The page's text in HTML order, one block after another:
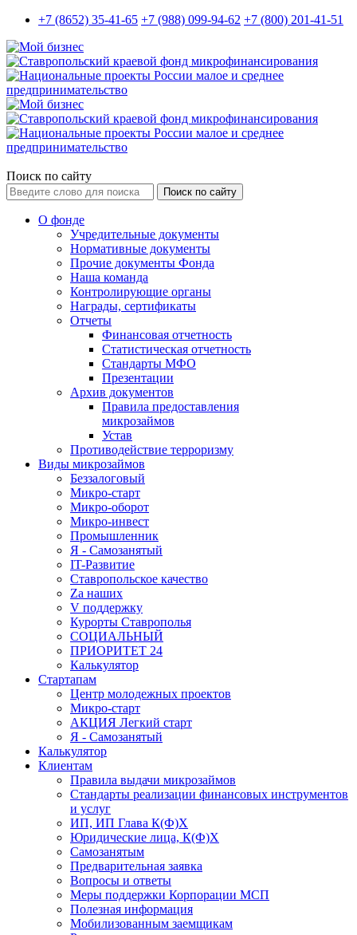
+7 (8652) 35-41-65 +7 (988) 099-94-62 +7 (800) 201-41-51
Поиск по сайту
Поиск по сайту
О фонде
Учредительные документы
Нормативные документы
Прочие документы Фонда
Наша команда
Контролирующие органы
Награды, сертификаты
Отчеты
Финансовая отчетность
Статистическая отчетность
Стандарты МФО
Презентации
Архив документов
Правила предоставления
микрозаймов
Устав
Противодействие терроризму
Виды микрозаймов
Беззалоговый
Микро-старт
Микро-оборот
Микро-инвест
Промышленник
Я - Самозанятый
IT-Развитие
Ставропольское качество
Za наших
V поддержку
Курорты Ставрополья
СОЦИАЛЬНЫЙ
ПРИОРИТЕТ 24
Калькулятор
Стартапам
Центр молодежных проектов
Микро-старт
АКЦИЯ Легкий старт
Я - Самозанятый
Калькулятор
Клиентам
Правила выдачи микрозаймов
Стандарты реализации финансовых инструментов
и услуг
ИП, ИП Глава К(Ф)Х
Юридические лица, К(Ф)Х
Самозанятым
Предварительная заявка
Вопросы и ответы
Меры поддержки Корпорации МСП
Полезная информация
Мобилизованным заемщикам